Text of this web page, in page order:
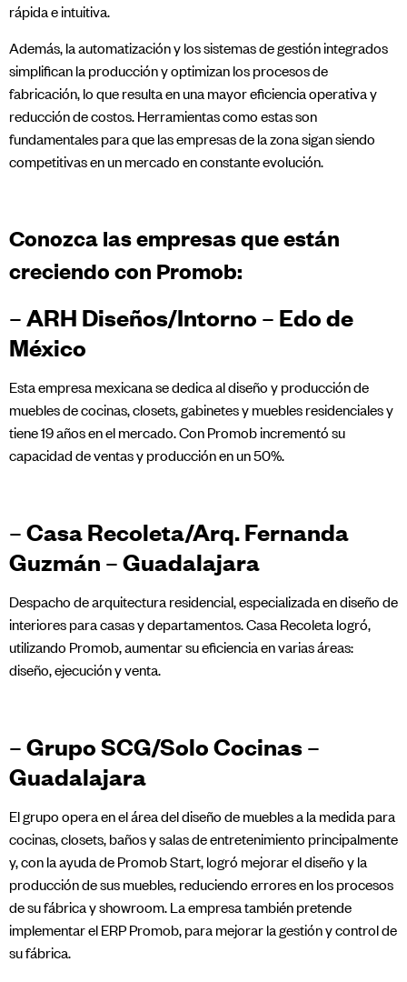
rápida e intuitiva.
Además, la automatización y los sistemas de gestión integrados
simplifican la producción y optimizan los procesos de
fabricación, lo que resulta en una mayor eficiencia operativa y
reducción de costos. Herramientas como estas son
fundamentales para que las empresas de la zona sigan siendo
competitivas en un mercado en constante evolución.
Conozca las empresas que están
creciendo con Promob:
– ARH Diseños/Intorno – Edo de
México
Esta empresa mexicana se dedica al diseño y producción de
muebles de cocinas, closets, gabinetes y muebles residenciales y
tiene 19 años en el mercado. Con Promob incrementó su
capacidad de ventas y producción en un 50%.
– Casa Recoleta/Arq. Fernanda
Guzmán – Guadalajara
Despacho de arquitectura residencial, especializada en diseño de
interiores para casas y departamentos. Casa Recoleta logró,
utilizando Promob, aumentar su eficiencia en varias áreas:
diseño, ejecución y venta.
– Grupo SCG/Solo Cocinas –
Guadalajara
El grupo opera en el área del diseño de muebles a la medida para
cocinas, closets, baños y salas de entretenimiento principalmente
y, con la ayuda de Promob Start, logró mejorar el diseño y la
producción de sus muebles, reduciendo errores en los procesos
de su fábrica y showroom. La empresa también pretende
implementar el ERP Promob, para mejorar la gestión y control de
su fábrica.